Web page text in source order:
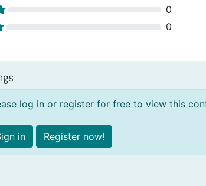
0
0
log in or register for free to view this
in Register now!